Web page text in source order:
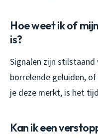
Hoe weet ik of
is?
Signalen zijn
borrelende geluiden,
je deze merkt, is het
Kan ik een